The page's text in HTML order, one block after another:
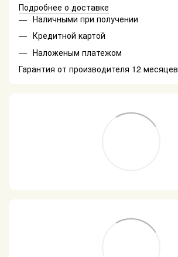
Подробнее о доставке
Наличными при получении
Кредитной картой
Наложеным платежом
Гарантия от производителя 12 месяцев